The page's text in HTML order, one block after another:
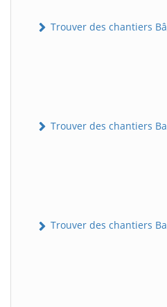
Trouver des chantiers
Trouver des chantiers
Trouver des chantiers